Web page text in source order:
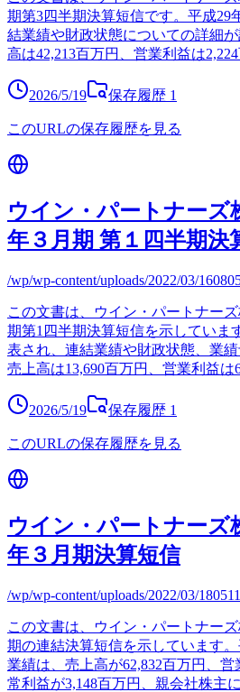
期第3四半期決算短信です。平成29
結業績や財政状態についての詳細
高は42,213百万円、営業利益は2,224
2026/5/19 保存履歴 1
このURLの保存履歴を見る
ウイン・パートナーズ
年３月期 第１四半期決
/wp/wp-content/uploads/2022/03/
この文書は、ウイン・パートナー
期第1四半期決算短信を示していま
表され、連結業績や財政状態、業績
売上高は13,690百万円、営業利益は
2026/5/19 保存履歴 1
このURLの保存履歴を見る
ウイン・パートナーズ
年３月期決算短信
/wp/wp-content/uploads/2022/03/
この文書は、ウイン・パートナー
期の連結決算短信を示しています
業績は、売上高が62,832百万円、
常利益が3,148百万円、親会社株主